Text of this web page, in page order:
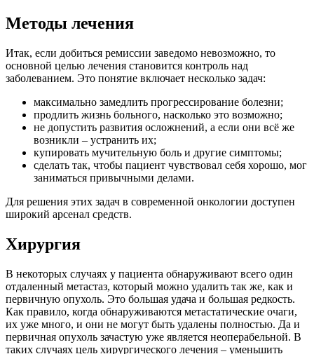
Методы лечения
Итак, если добиться ремиссии заведомо невозможно, то
основной целью лечения становится контроль над
заболеванием. Это понятие включает несколько задач:
максимально замедлить прогрессирование болезни;
продлить жизнь больного, насколько это возможно;
не допустить развития осложнений, а если они всё же
возникли – устранить их;
купировать мучительную боль и другие симптомы;
сделать так, чтобы пациент чувствовал себя хорошо, мог
заниматься привычными делами.
Для решения этих задач в современной онкологии доступен
широкий арсенал средств.
Хирургия
В некоторых случаях у пациента обнаруживают всего один
отдаленный метастаз, который можно удалить так же, как и
первичную опухоль. Это большая удача и большая редкость.
Как правило, когда обнаруживаются метастатические очаги,
их уже много, и они не могут быть удалены полностью. Да и
первичная опухоль зачастую уже является неоперабельной. В
таких случаях цель хирургического лечения – уменьшить